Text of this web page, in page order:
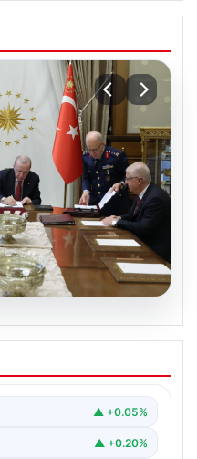
İlk Kadın
Oldu
rütbeli…
▲ +0.05%
▲ +0.20%